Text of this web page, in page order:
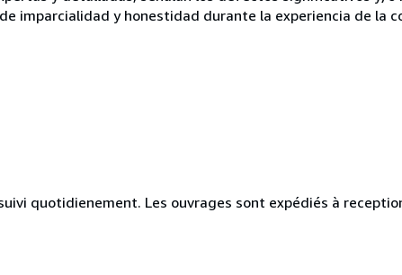
imparcialidad y honestidad durante la experiencia de la
quotidienement. Les ouvrages sont expédiés à